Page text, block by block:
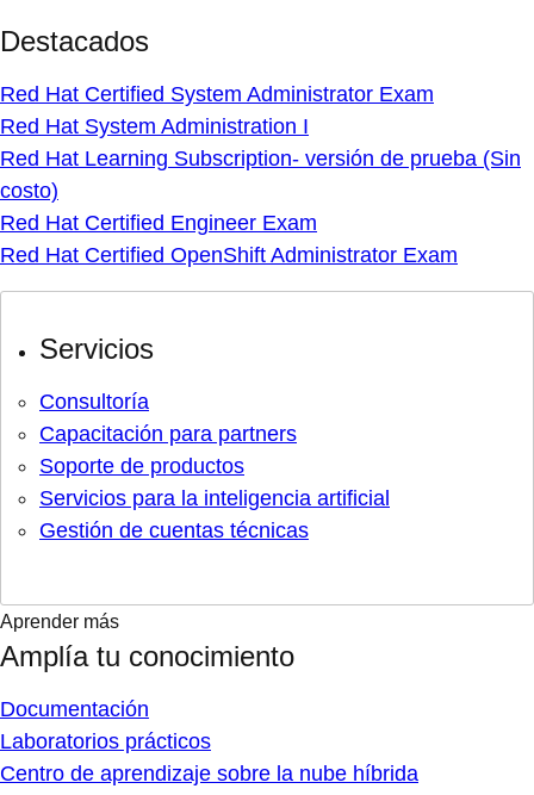
Destacados
Red Hat Certified System Administrator Exam
Red Hat System Administration I
Red Hat Learning Subscription- versión de prueba (Sin
costo)
Red Hat Certified Engineer Exam
Red Hat Certified OpenShift Administrator Exam
Servicios
Consultoría
Capacitación para partners
Soporte de productos
Servicios para la inteligencia artificial
Gestión de cuentas técnicas
Aprender más
Amplía tu conocimiento
Documentación
Laboratorios prácticos
Centro de aprendizaje sobre la nube híbrida